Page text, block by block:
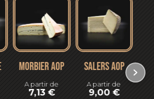
MORBIER AOP
A partir de
7,13€
SALERS AOP
A partir de
9,00€